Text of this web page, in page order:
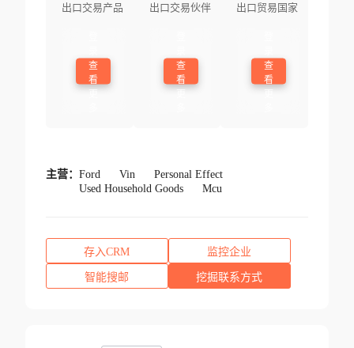
出口交易产品
查
看
出口交易伙伴
查
看
出口贸易国家
查
看
主营： Ford Vin
Personal Effect
Used Household Goods
Mcu
存入CRM 监控企业
智能搜邮 挖掘联系方式